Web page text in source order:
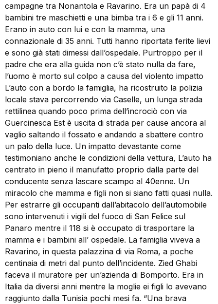
campagne tra Nonantola e Ravarino. Era un papà di 4
bambini tre maschietti e una bimba tra i 6 e gli 11 anni.
Erano in auto con lui e con la mamma, una
connazionale di 35 anni. Tutti hanno riportata ferite lievi
e sono già stati dimessi dall’ospedale. Purtroppo per il
padre che era alla guida non c’è stato nulla da fare,
l’uomo è morto sul colpo a causa del violento impatto
L’auto con a bordo la famiglia, ha ricostruito la polizia
locale stava percorrendo via Caselle, un lunga strada
rettilinea quando poco prima dell’incrociò con via
Guercinesca Est è uscita di strada per cause ancora al
vaglio saltando il fossato e andando a sbattere contro
un palo della luce. Un impatto devastante come
testimoniano anche le condizioni della vettura, L’auto ha
centrato in pieno il manufatto proprio dalla parte del
conducente senza lascare scampo al 40enne. Un
miracolo che mamma e figli non si siano fatti quasi nulla.
Per estrarre gli occupanti dall’abitacolo dell’automobile
sono intervenuti i vigili del fuoco di San Felice sul
Panaro mentre il 118 si è occupato di trasportare la
mamma e i bambini all’ ospedale. La famiglia viveva a
Ravarino, in questa palazzina di via Roma, a poche
centinaia di metri dal punto dell’incidente. Zied Ghabi
faceva il muratore per un’azienda di Bomporto. Era in
Italia da diversi anni mentre la moglie ei figli lo avevano
raggiunto dalla Tunisia pochi mesi fa. “Una brava